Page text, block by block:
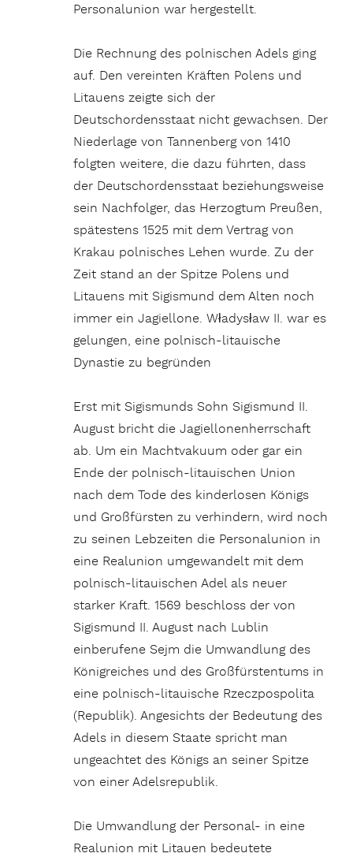
Personalunion war hergestellt.
Die Rechnung des polnischen Adels ging
auf. Den vereinten Kräften Polens und
Litauens zeigte sich der
Deutschordensstaat nicht gewachsen. Der
Niederlage von Tannenberg von 1410
folgten weitere, die dazu führten, dass
der Deutschordensstaat beziehungsweise
sein Nachfolger, das Herzogtum Preußen,
spätes­tens 1525 mit dem Vertrag von
Krakau polnisches Lehen wurde. Zu der
Zeit stand an der Spitze Polens und
Litauens mit Sigismund dem Alten noch
immer ein Jagiellone. Władysław II. war es
gelungen, eine polnisch-litauische
Dynastie zu begründen
Erst mit Sigismunds Sohn Sigismund II.
August bricht die Jagiellonenherrschaft
ab. Um ein Machtvakuum oder gar ein
Ende der polnisch-litauischen Union
nach dem Tode des kinderlosen Königs
und Großfürsten zu verhindern, wird noch
zu seinen Lebzeiten die Personalunion in
eine Realunion umgewandelt mit dem
polnisch-litauischen Adel als neuer
starker Kraft. 1569 beschloss der von
Sigismund II. August nach Lublin
einberufene Sejm die Umwandlung des
Königreiches und des Großfürstentums in
eine polnisch-litauische Rzeczpospolita
(Republik). Angesichts der Bedeutung des
Adels in diesem Staate spricht man
ungeachtet des Königs an seiner Spitze
von einer Adelsrepublik.
Die Umwandlung der Personal- in eine
Realunion mit Litauen bedeutete